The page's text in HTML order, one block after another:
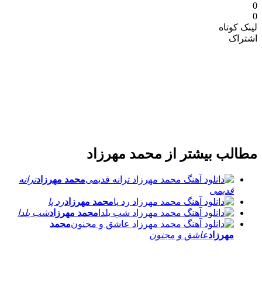
0
0
لینک کوتاه
اشتراک
مطالب بیشتر از محمد مهرزاد
محمد مهرزادترانه
قدیمی
محمد مهرزادرد پا
محمد مهرزادشب یلدا
محمد
مهرزادعاشق و مجنون